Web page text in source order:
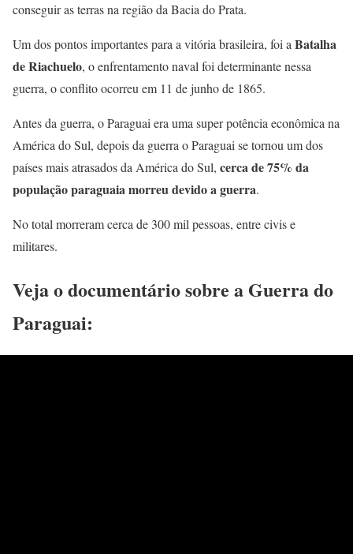
conseguir as terras na região da Bacia do Prata.
Um dos pontos importantes para a vitória brasileira, foi a Batalha
de Riachuelo, o enfrentamento naval foi determinante nessa
guerra, o conflito ocorreu em 11 de junho de 1865.
Antes da guerra, o Paraguai era uma super potência econômica na
América do Sul, depois da guerra o Paraguai se tornou um dos
países mais atrasados da América do Sul, cerca de 75% da
população paraguaia morreu devido a guerra.
No total morreram cerca de 300 mil pessoas, entre civis e
militares.
Veja o documentário sobre a Guerra do
Paraguai: